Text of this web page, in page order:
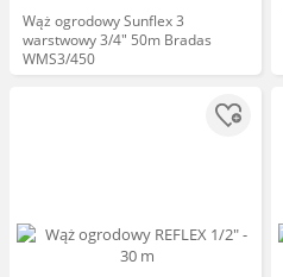
Wąż ogrodowy Sunflex 3
warstwowy 3/4" 50m Bradas
WMS3/450